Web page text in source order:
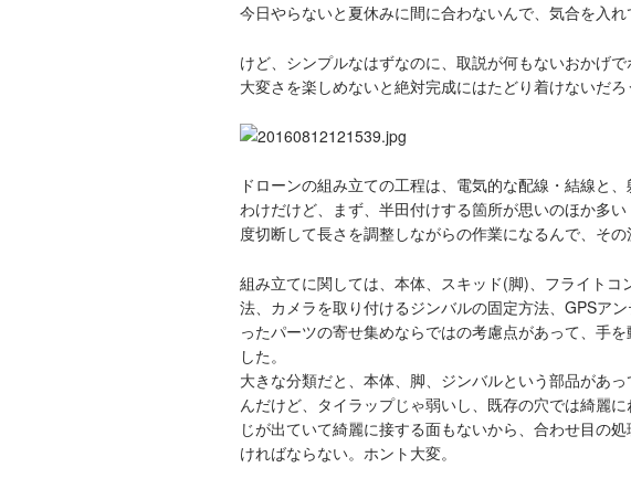
今日やらないと夏休みに間に合わないんで、気合を入れ
けど、シンプルなはずなのに、取説が何もないおかげで
大変さを楽しめないと絶対完成にはたどり着けないだろ
ドローンの組み立ての工程は、電気的な配線・結線と
わけだけど、まず、半田付けする箇所が思いのほか多
度切断して長さを調整しながらの作業になるんで、その
組み立てに関しては、本体、スキッド(脚)、フライト
法、カメラを取り付けるジンバルの固定方法、GPSア
ったパーツの寄せ集めならではの考慮点があって、手
した。
大きな分類だと、本体、脚、ジンバルという部品があ
んだけど、タイラップじゃ弱いし、既存の穴では綺麗
じが出ていて綺麗に接する面もないから、合わせ目の
ければならない。ホント大変。